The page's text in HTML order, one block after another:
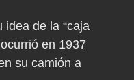
de la “caja
en 1937
su camión a